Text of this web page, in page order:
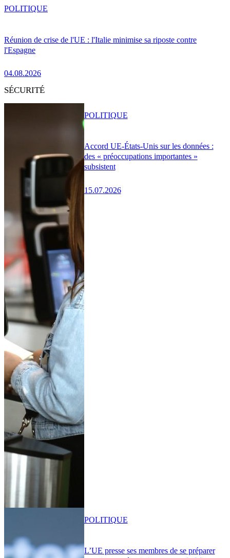
Réunion de crise de l'UE : l'Italie minimise sa riposte contre
l'Espagne
04.08.2026
POLITIQUE
SÉCURITÉ
Accord UE-États-Unis sur les données :
des « préoccupations importantes »
subsistent
15.07.2026
POLITIQUE
L’UE presse ses membres de se préparer
POLITIQUE